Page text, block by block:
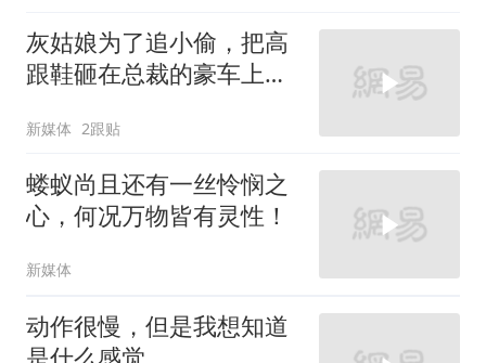
灰姑娘为了追小偷，把高
跟鞋砸在总裁的豪车上，
新媒体 2跟贴
蝼蚁尚且还有一丝怜悯之
心，何况万物皆有灵性！
新媒体
动作很慢，但是我想知道